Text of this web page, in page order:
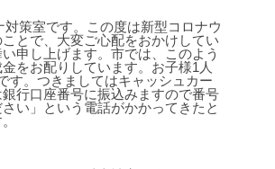
対策室です。この度は新型コロナウ
とで、大変ご心配をおかけしてい
申し上げます。市では、このよう
をお配りしています。お子様1人
す。つきましてはキャッシュカー
銀行口座番号に振込みますので番号
い」という電話がかかってきたと